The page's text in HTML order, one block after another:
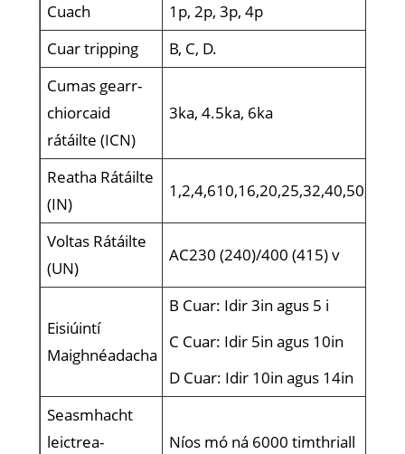
Cuach
1p, 2p, 3p, 4p
Cuar tripping
B, C, D.
Cumas gearr-
chiorcaid
rátáilte (ICN)
3ka, 4.5ka, 6ka
Reatha Rátáilte
(IN)
1,2,4,610,16,20,25,32,40,50,63A
Voltas Rátáilte
(UN)
AC230 (240)/400 (415) v
Eisiúintí
Maighnéadacha
B Cuar: Idir 3in agus 5 i
C Cuar: Idir 5in agus 10in
D Cuar: Idir 10in agus 14in
Seasmhacht
leictrea-
Níos mó ná 6000 timthriall